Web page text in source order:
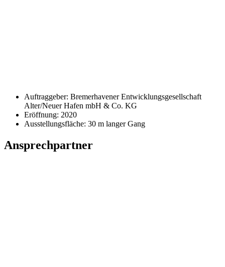
Auftraggeber: Bremerhavener Entwicklungsgesellschaft
Alter/Neuer Hafen mbH & Co. KG
Eröffnung: 2020
Ausstellungsfläche: 30 m langer Gang
Ansprechpartner